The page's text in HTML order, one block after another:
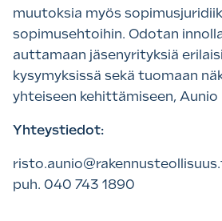
muutoksia myös
sopimusehtoihin. Odotan
auttamaan jäsenyrityksiä
kysymyksissä sekä tuomaan
yhteiseen kehittämiseen, Aunio
Yhteystiedot:
puh. 040 743 1890